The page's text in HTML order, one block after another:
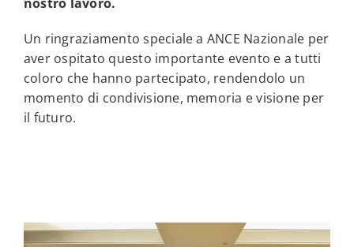
Un ringraziamento speciale a ANCE Nazionale per
aver ospitato questo importante evento e a tutti
coloro che hanno partecipato, rendendolo un
momento di condivisione, memoria e visione per
il futuro.